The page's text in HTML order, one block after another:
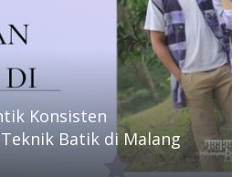
Konsisten
Batik di Malang